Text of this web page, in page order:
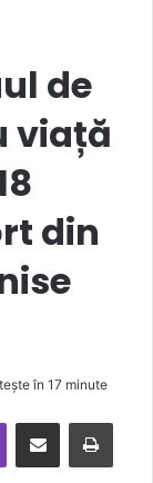
de
viață
din
în 17 minute